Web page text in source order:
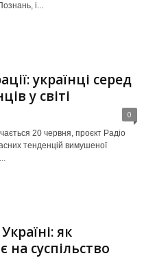
і...
українці серед
у світі
0
20 червня, проєкт Радіо
тенденцій вимушеної
як
суспільство